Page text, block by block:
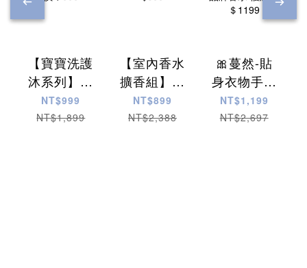
【寶寶洗護
沐系列】任
選兩瓶 優惠
價＄999
NT$999
NT$1,899
【室內香水
擴香組】買
三送一
$899
NT$899
NT$2,388
🎀蔓然-貼
身衣物手洗
精 三瓶 贈
品牌香水 優
NT$1,199
NT$2,697